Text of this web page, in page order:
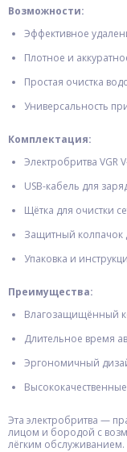
Возможности:
Эффективное
Плотное и
Простая очистка
Универсальность
Комплектация:
Электробритва VGR
USB-кабель для
Щётка для очистки
Защитный колпачок
Упаковка и
Преимущества:
Влагозащищённый
Длительное время
Эргономичный
Эта электробритва —
лицом и бородой с
лёгким обслуживанием.